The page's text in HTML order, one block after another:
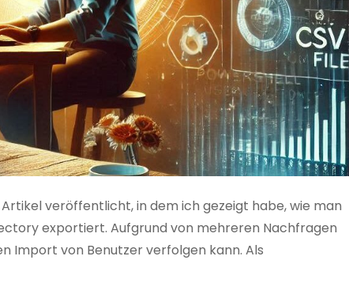
veröffentlicht, in dem ich gezeigt habe, wie man
exportiert. Aufgrund von mehreren Nachfragen
Import von Benutzer verfolgen kann. Als